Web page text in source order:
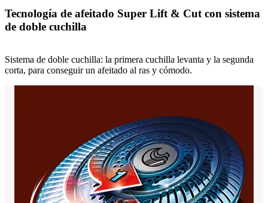
Tecnología de afeitado Super Lift & Cut con sistema
de doble cuchilla
Sistema de doble cuchilla: la primera cuchilla levanta y la segunda
corta, para conseguir un afeitado al ras y cómodo.